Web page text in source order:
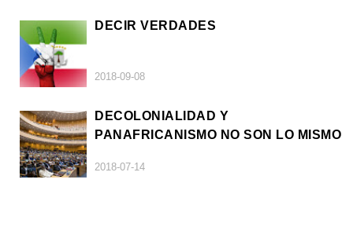
DECIR VERDADES
2018-09-08
DECOLONIALIDAD Y
PANAFRICANISMO NO SON LO MISMO
2018-07-14